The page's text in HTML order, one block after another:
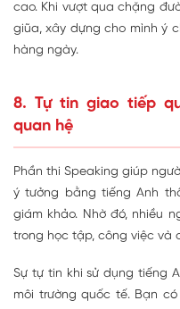
cao. Khi vượt qua chặng
giũa, xây dựng cho mình ý
hàng ngày.
8. Tự tin giao tiếp
quan hệ
Phần thi Speaking giúp
ý tưởng bằng tiếng Anh
giám khảo. Nhờ đó, nhiều
trong học tập, công việc và
Sự tự tin khi sử dụng tiếng
môi trường quốc tế. Bạn